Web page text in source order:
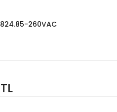
260VAC